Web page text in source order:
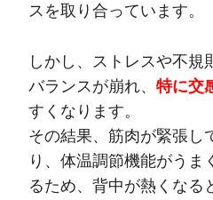
スを取り合っています。
しかし、ストレスや不規
バランスが崩れ、 特に交
すくなります。
その結果、筋肉が緊張し
り、体温調節機能がうま
るため、背中が熱くなる